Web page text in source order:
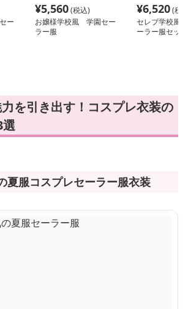
ー
¥5,560(税込)
お嬢様学校風 学園セー
ラー服
¥6,520(税
セレブ学校風
ーラー服セット
を引き出す！コスプレ衣装の
選
夏服コスプレセーラー服衣装